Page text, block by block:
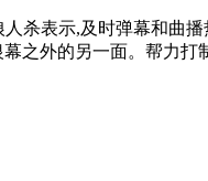
表示,及时弹幕和曲
之外的另一面。帮力